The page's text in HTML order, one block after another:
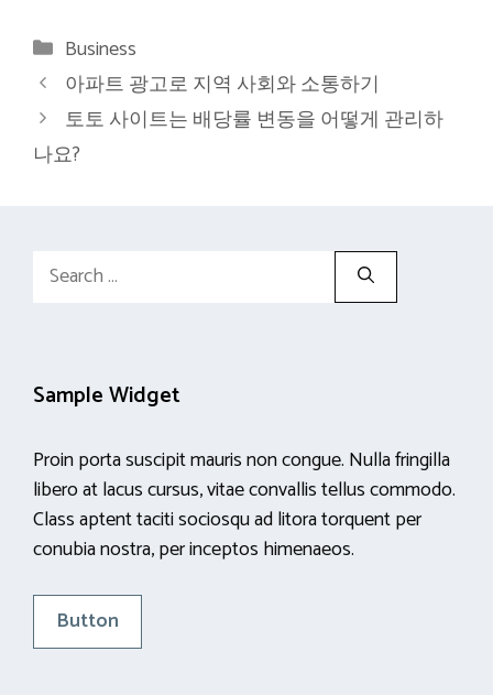
Categories
Business
아파트 광고로 지역 사회와 소통하기
토토 사이트는 배당률 변동을 어떻게 관리하
나요?
Search
Sample Widget
Proin porta suscipit mauris non congue. Nulla fringilla
libero at lacus cursus, vitae convallis tellus commodo.
Class aptent taciti sociosqu ad litora torquent per
conubia nostra, per inceptos himenaeos.
Button